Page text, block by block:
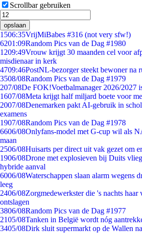
Scrollbar gebruiken
opslaan
1506:35VrijMiBabes #316 (not very sfw!)
6201:09Random Pics van de Dag #1980
1209:49Vrouw krijgt 30 maanden cel voor
misdienaar in kerk
4709:46PostNL-bezorger steekt bewoner na
3508/08Random Pics van de Dag #1979
207/08De FOK!Voetbalmanager 2026/2027
1607/08Meta krijgt half miljard boete voor
2007/08Denemarken pakt AI-gebruik in
examens
1907/08Random Pics van de Dag #1978
6606/08Onlyfans-model met G-cup wil als
maan
2506/08Huisarts per direct uit vak gezet om
1906/08Drone met explosieven bij Duits
hybride aanval
6006/08Waterschappen slaan alarm wegens
leeg
2406/08Zorgmedewerkster die 's nachts haar
ontslagen
3806/08Random Pics van de Dag #1977
2105/08Tanken in België wordt nóg
3405/08Dirk sluit supermarkt op de Wallen